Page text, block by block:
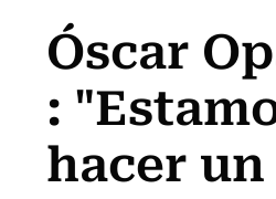
Óscar
:
hacer